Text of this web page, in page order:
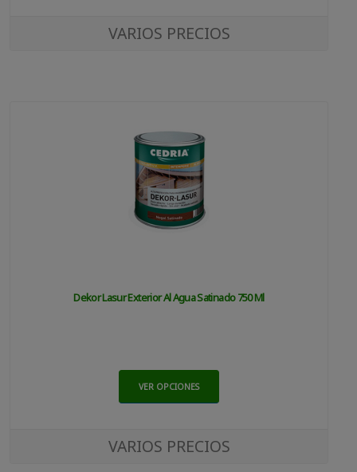
VARIOS PRECIOS
Dekor Lasur Exterior Al Agua Satinado 750 Ml
VER OPCIONES
VARIOS PRECIOS